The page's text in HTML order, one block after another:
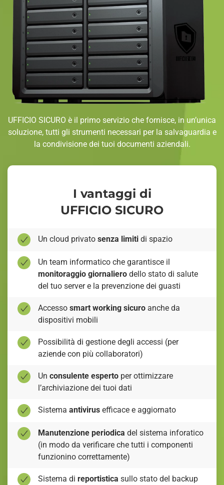
UFFICIO SICURO è il primo servizio che fornisce, in un’unica
soluzione, tutti gli strumenti necessari per la salvaguardia e
la condivisione dei tuoi documenti aziendali.
I vantaggi di
UFFICIO SICURO
Un cloud privato senza limiti di spazio
Un team informatico che garantisce il
monitoraggio giornaliero dello stato di salute
del tuo server e la prevenzione dei guasti
Accesso smart working sicuro anche da
dispositivi mobili
Possibilità di gestione degli accessi (per
aziende con più collaboratori)
Un consulente esperto per ottimizzare
l’archiviazione dei tuoi dati
Sistema antivirus efficace e aggiornato
Manutenzione periodica del sistema inforatico
(in modo da verificare che tutti i componenti
funzionino correttamente)
Sistema di reportistica sullo stato del backup